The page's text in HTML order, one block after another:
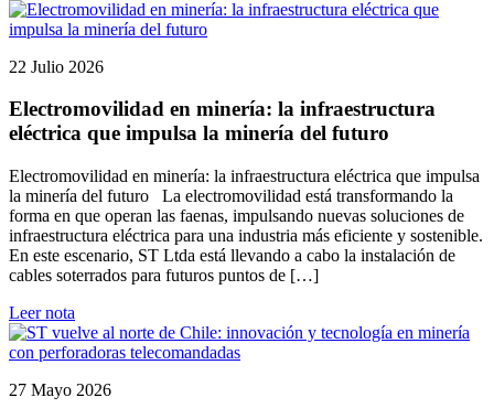
22 Julio 2026
Electromovilidad en minería: la infraestructura
eléctrica que impulsa la minería del futuro
Electromovilidad en minería: la infraestructura eléctrica que impulsa
la minería del futuro La electromovilidad está transformando la
forma en que operan las faenas, impulsando nuevas soluciones de
infraestructura eléctrica para una industria más eficiente y sostenible.
En este escenario, ST Ltda está llevando a cabo la instalación de
cables soterrados para futuros puntos de […]
Leer nota
27 Mayo 2026